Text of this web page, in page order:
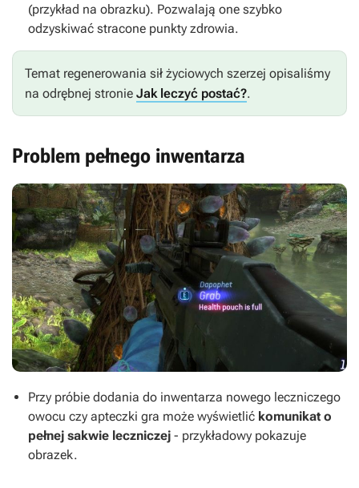
(przykład na obrazku). Pozwalają one szybko
odzyskiwać stracone punkty zdrowia.
Temat regenerowania sił życiowych szerzej opisaliśmy
na odrębnej stronie Jak leczyć postać?.
Problem pełnego inwentarza
Przy próbie dodania do inwentarza nowego leczniczego
owocu czy apteczki gra może wyświetlić komunikat o
pełnej sakwie leczniczej - przykładowy pokazuje
obrazek.